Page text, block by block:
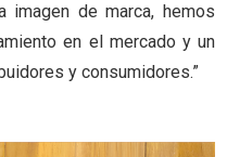
imagen de marca, hemos
en el mercado y un
y consumidores.”